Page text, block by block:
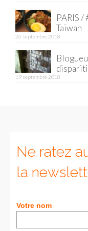
Munich
GUIDES FOOD
– Munich
PARIS
Taïwan
26 septembre 2018
19 septembre 2018
Ne ratez
la
Votre nom